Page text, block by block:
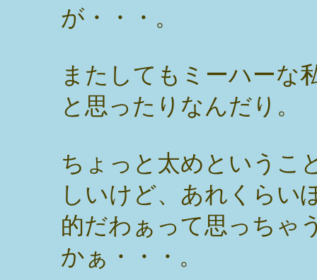
が・・・。
またしてもミーハーな
と思ったりなんだり。
ちょっと太めというこ
しいけど、あれくらい
的だわぁって思っちゃ
かぁ・・・。